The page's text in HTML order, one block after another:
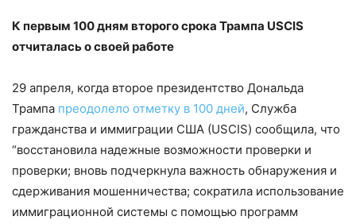
К первым 100 дням второго срока Трампа USCIS
отчиталась о своей работе
29 апреля, когда второе президентство Дональда
Трампа преодолело отметку в 100 дней, Служба
гражданства и иммиграции США (USCIS) сообщила, что
“восстановила надежные возможности проверки и
проверки; вновь подчеркнула важность обнаружения и
сдерживания мошенничества; сократила использование
иммиграционной системы с помощью программ